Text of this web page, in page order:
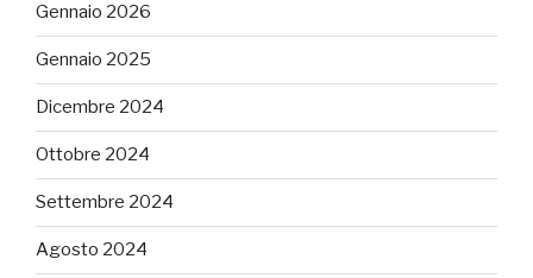
Gennaio 2026
Gennaio 2025
Dicembre 2024
Ottobre 2024
Settembre 2024
Agosto 2024